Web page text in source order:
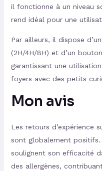
il fonctionne à un niveau
rend idéal pour une
Par ailleurs, il dispose
(2H/4H/8H) et d’un
garantissant une
foyers avec des petits
Mon avis
Les retours d’expérience
sont globalement positifs.
soulignent son efficacité
des allergènes,